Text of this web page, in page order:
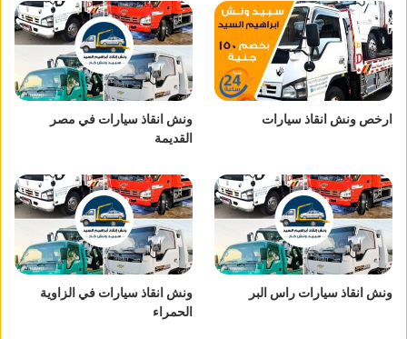
ارخص ونش انقاذ سيارات
ونش انقاذ سيارات في مصر
القديمة
ونش انقاذ سيارات راس البر
ونش انقاذ سيارات في الزاوية
الحمراء